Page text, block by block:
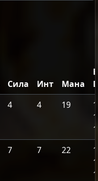
Сила Инт Мана
4 4 19
7 7 22